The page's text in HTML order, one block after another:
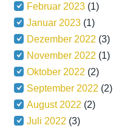
Februar 2023 (1)
Januar 2023 (1)
Dezember 2022 (3)
November 2022 (1)
Oktober 2022 (2)
September 2022 (2)
August 2022 (2)
Juli 2022 (3)